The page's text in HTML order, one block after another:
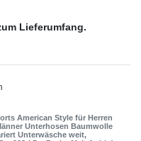
Lieferumfang.
American Style für Herren
Unterhosen Baumwolle
Unterwäsche weit,